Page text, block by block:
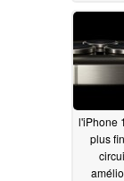
l'iPhone
plus